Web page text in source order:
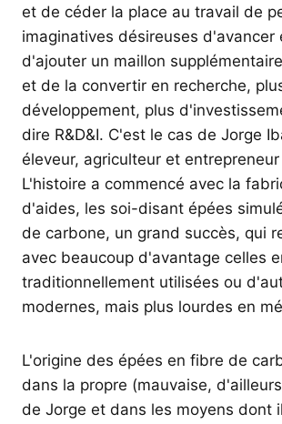
et de céder la place au travail de
imaginatives désireuses d'avancer
d'ajouter un maillon
et de la convertir en recherche,
développement, plus
dire R&D&I. C'est le cas de Jorge
éleveur, agriculteur et
L'histoire a commencé avec la
d'aides, les soi-disant épées
de carbone, un grand succès, qui
avec beaucoup d'avantage celles
traditionnellement utilisées ou
modernes, mais plus lourdes en
L'origine des épées en fibre de
dans la propre (mauvaise,
de Jorge et dans les moyens dont